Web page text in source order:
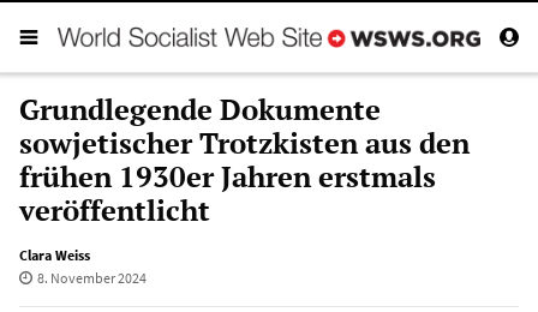
Grundlegende Dokumente
sowjetischer Trotzkisten aus den
frühen 1930er Jahren erstmals
veröffentlicht
Clara Weiss
8. November 2024